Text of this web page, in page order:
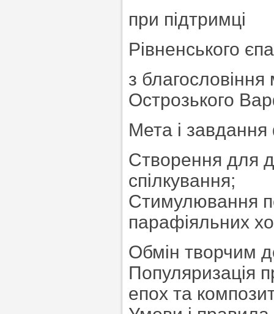
при підтримці
Рівненського
з благословіння
Острозького
Мета і
Створення для
спілкування;
Стимулювання
парафіяльних
Обмін творчим
Популяризація
епох та